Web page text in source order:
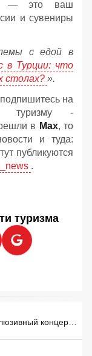
— это ваш
и сувениры
с едой в
в Турции: что
столах? ».
на
туризму -
в Мах, то
и туда:
публикуются
.
туризма
Таркан даст эксклюзивный концерт в Мармарисе 29 августа: российские туристы уже покупают билеты